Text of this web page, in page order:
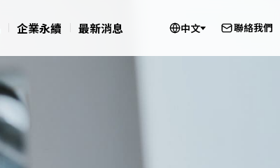
企業永續 最新消息 中文 聯絡我們